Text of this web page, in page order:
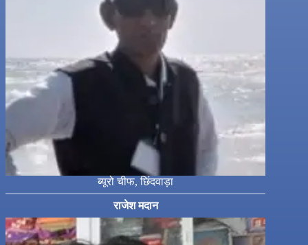
ब्यूरो चीफ, छिंदवाड़ा
राजेश मदान